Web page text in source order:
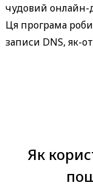
чудовий онлайн-
Ця програма
записи DNS, як-
Як